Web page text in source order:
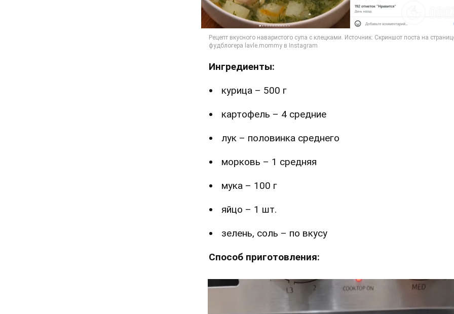
Ингредиенты:
курица – 500 г
картофель – 4 средние
лук – половинка среднего
морковь – 1 средняя
мука – 100 г
яйцо – 1 шт.
зелень, соль – по вкусу
Способ приготовления: